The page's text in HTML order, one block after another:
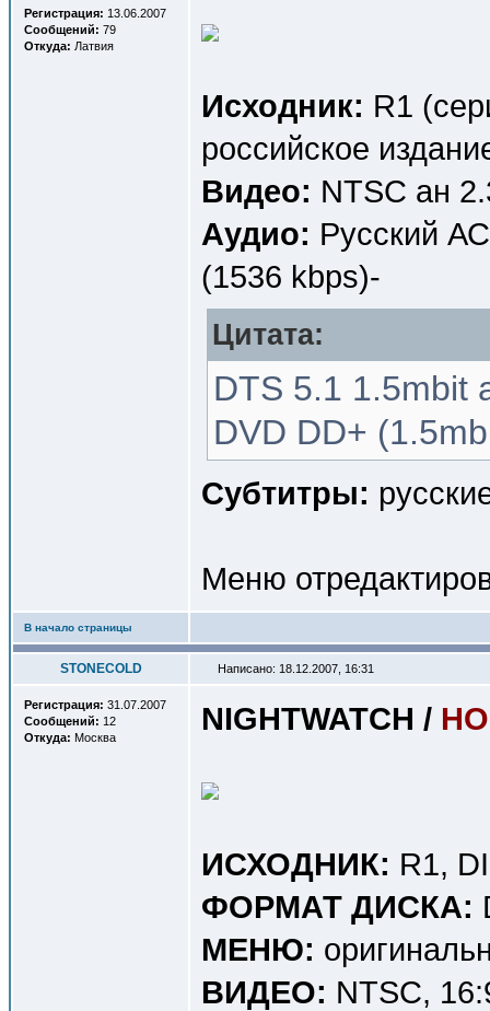
Регистрация: 13.06.2007
Сообщений: 79
Откуда: Латвия
Исходник: R1
российское
Видео: NTSC ан
Аудио: Русский
(1536 kbps)-
Цитата:
DTS 5.1 1.5mbit
DVD DD+
Субтитры:
Меню
В начало страницы
STONECOLD Написано: 18.12.2007, 16:31
Регистрация: 31.07.2007
Сообщений: 12
Откуда: Москва
NIGHTWATCH /
ИСХОДНИК: R1,
ФОРМАТ ДИСКА:
МЕНЮ:
ВИДЕО: NTSC,